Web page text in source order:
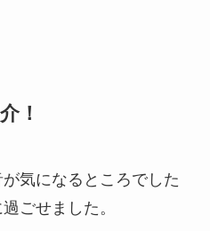
！
気になるところでした
ごせました。